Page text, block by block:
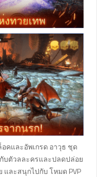
คและอัพเกรด อาวุธ ชุด
กับตัวลละครและปลดปล่อย
ละสนุกไปกับ โหมด PVP